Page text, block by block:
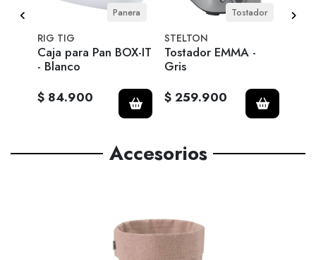
Panera
RIG TIG
Caja para Pan BOX-IT
- Blanco
$ 84.900
Tostador
STELTON
Tostador EMMA -
Gris
$ 259.900
Accesorios